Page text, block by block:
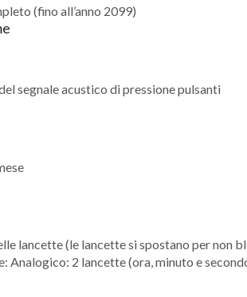
(fino all’anno 2099)
segnale acustico di pressione pulsanti
lancette (le lancette si spostano per non
Analogico: 2 lancette (ora, minuto e